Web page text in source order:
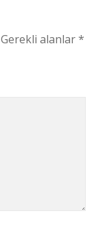
Gerekli alanlar*